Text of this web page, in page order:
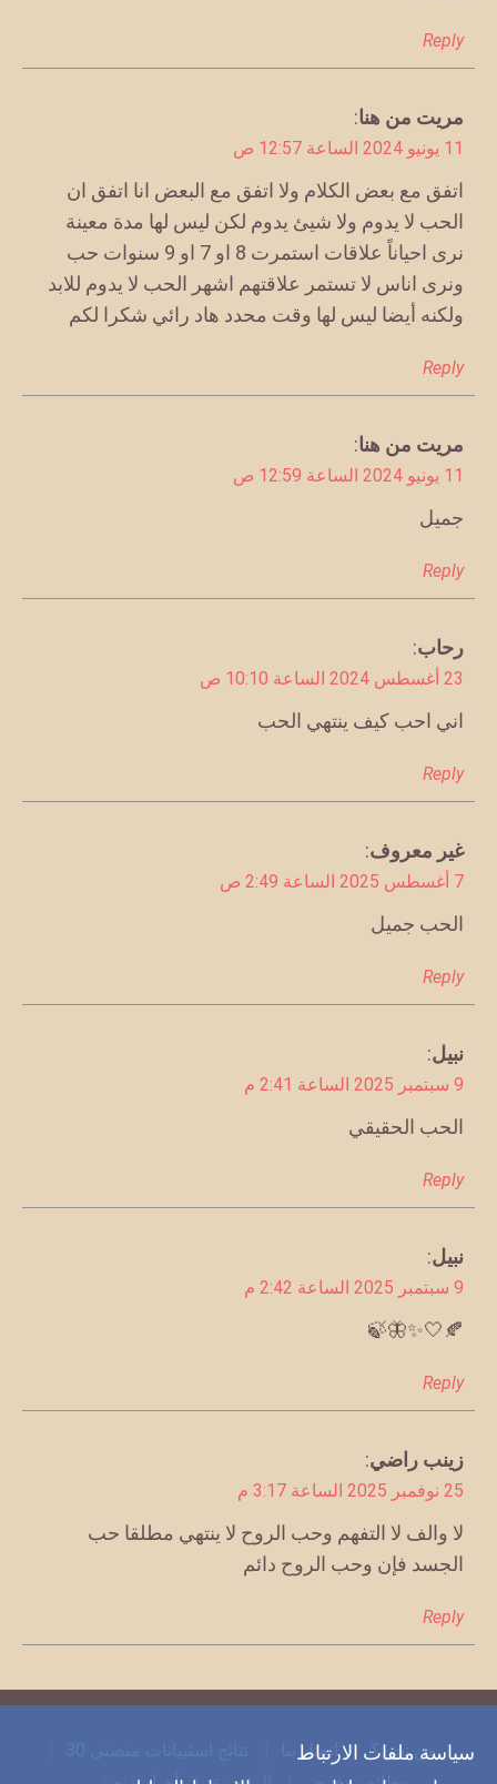
سياسة ملفات الارتباط
Reply
يقول
مريت من هنا:
11 يونيو 2024 الساعة 12:57 ص
اتفق مع بعض الكلام ولا اتفق مع البعض انا اتفق ان
الحب لا يدوم ولا شيئ يدوم لكن ليس لها مدة معينة
نرى احياناً علاقات استمرت 8 او 7 او 9 سنوات حب
ونرى اناس لا تستمر علاقتهم اشهر الحب لا يدوم للابد
ولكنه أيضا ليس لها وقت محدد هاد رائي شكرا لكم
Reply
يقول
مريت من هنا:
11 يونيو 2024 الساعة 12:59 ص
جميل
Reply
يقول
رحاب:
23 أغسطس 2024 الساعة 10:10 ص
اني احب كيف ينتهي الحب
Reply
يقول
غير معروف:
7 أغسطس 2025 الساعة 2:49 ص
الحب جميل
Reply
يقول
نبيل:
9 سبتمبر 2025 الساعة 2:41 م
الحب الحقيقي
Reply
يقول
نبيل:
9 سبتمبر 2025 الساعة 2:42 م
🍂🤍✨🦋🍃
Reply
يقول
زينب راضي:
25 نوفمبر 2025 الساعة 3:17 م
لا والف لا التفهم وحب الروح لا ينتهي مطلقا حب
الجسد فإن وحب الروح دائم
Reply
من نحن؟ اتصل بنا